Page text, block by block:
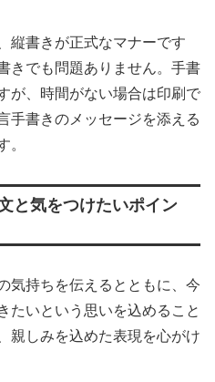
縦書きが正式なマナーです
きでも問題ありません。手書
が、時間がない場合は印刷で
手書きのメッセージを添える
。
と気をつけたいポイン
気持ちを伝えるとともに、今
たいという思いを込めること
親しみを込めた表現を心がけ